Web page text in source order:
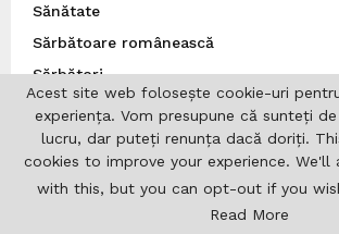
Sănătate
Sărbătoare românească
Sărbători
Sens Giratoriu
Serbia
Acest site web folosește cookie-uri
experiența. Vom presupune că sunteți
lucru, dar puteți renunța dacă doriți.
cookies to improve your experience. We'll
with this, but you can opt-out if you
Read More